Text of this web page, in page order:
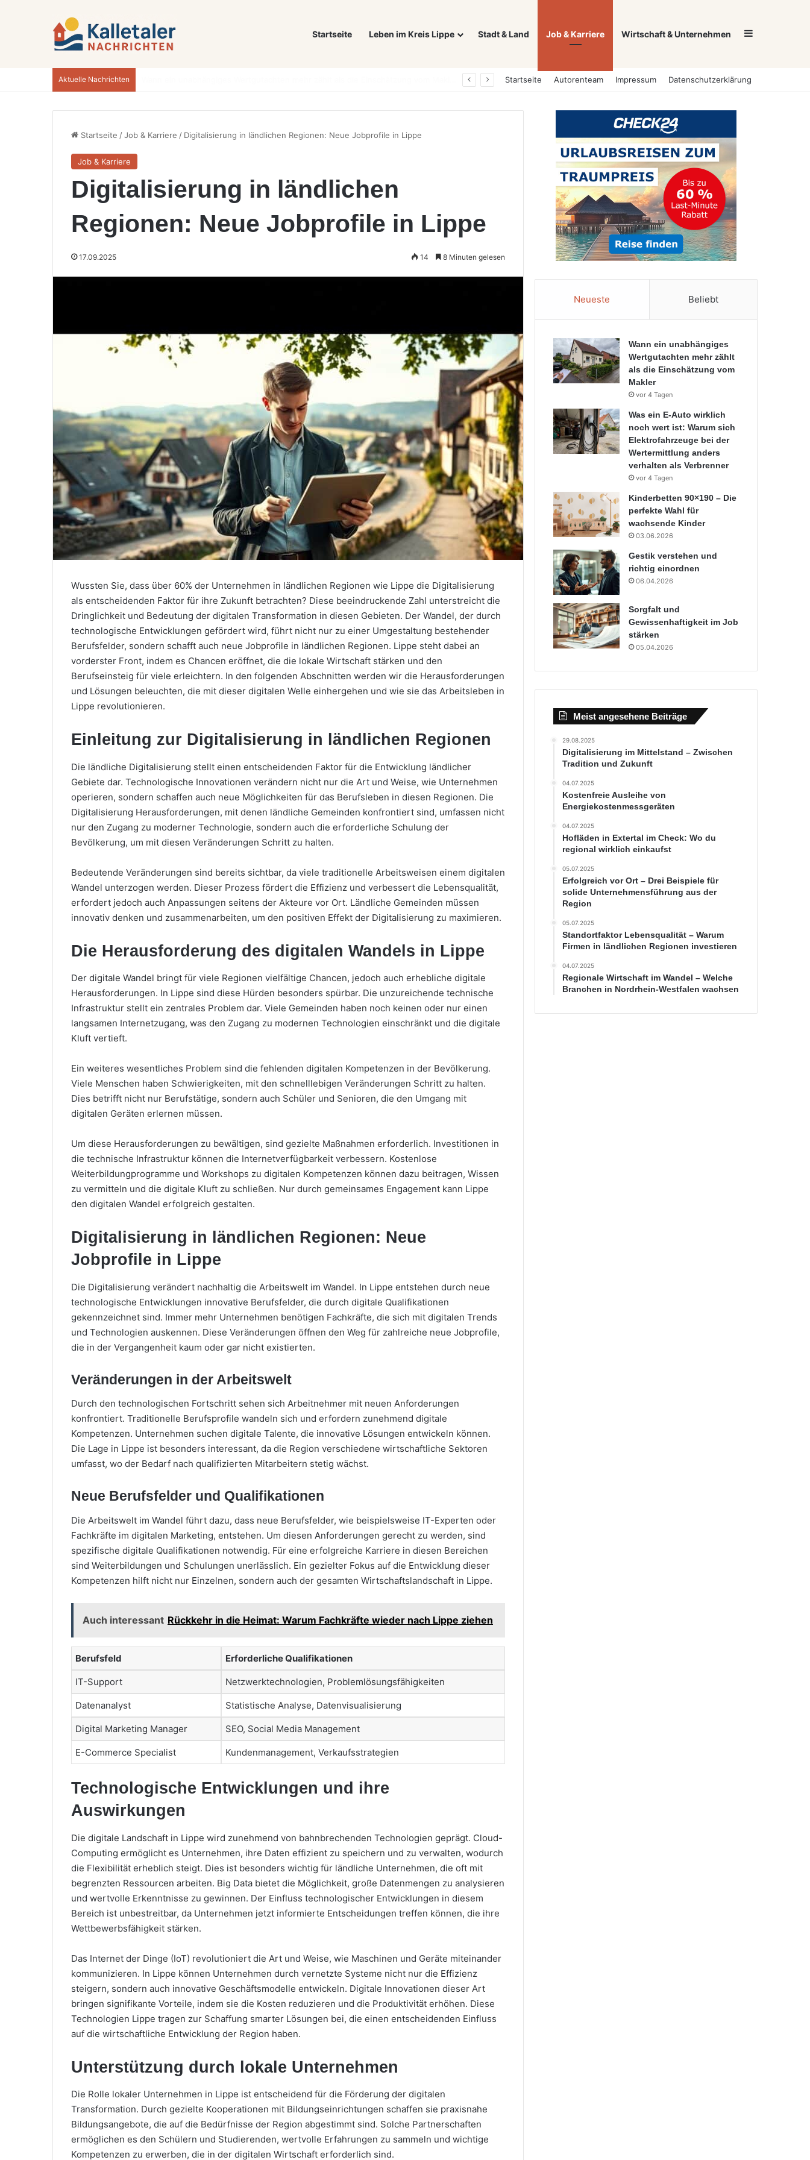
Startseite Leben im Kreis Lippe Stadt & Land Job & Karriere Wirtschaft & Unternehmen Sidebar
Aktuelle Nachrichten Startseite Autorenteam Impressum Datenschutzerklärung
Startseite /Job & Karriere / Digitalisierung in ländlichen Regionen: Neue Jobprofile in Lippe
Job & Karriere
Digitalisierung in ländlichen
Regionen: Neue Jobprofile in Lippe
17.09.2025 14 8 Minuten gelesen
Wussten Sie, dass über 60% der Unternehmen in ländlichen Regionen wie Lippe die Digitalisierung
als entscheidenden Faktor für ihre Zukunft betrachten? Diese beeindruckende Zahl unterstreicht die
Dringlichkeit und Bedeutung der digitalen Transformation in diesen Gebieten. Der Wandel, der durch
technologische Entwicklungen gefördert wird, führt nicht nur zu einer Umgestaltung bestehender
Berufsfelder, sondern schafft auch neue Jobprofile in ländlichen Regionen. Lippe steht dabei an
vorderster Front, indem es Chancen eröffnet, die die lokale Wirtschaft stärken und den
Berufseinsteig für viele erleichtern. In den folgenden Abschnitten werden wir die Herausforderungen
und Lösungen beleuchten, die mit dieser digitalen Welle einhergehen und wie sie das Arbeitsleben in
Lippe revolutionieren.
Einleitung zur Digitalisierung in ländlichen Regionen
Die ländliche Digitalisierung stellt einen entscheidenden Faktor für die Entwicklung ländlicher
Gebiete dar. Technologische Innovationen verändern nicht nur die Art und Weise, wie Unternehmen
operieren, sondern schaffen auch neue Möglichkeiten für das Berufsleben in diesen Regionen. Die
Digitalisierung Herausforderungen, mit denen ländliche Gemeinden konfrontiert sind, umfassen nicht
nur den Zugang zu moderner Technologie, sondern auch die erforderliche Schulung der
Bevölkerung, um mit diesen Veränderungen Schritt zu halten.
Bedeutende Veränderungen sind bereits sichtbar, da viele traditionelle Arbeitsweisen einem digitalen
Wandel unterzogen werden. Dieser Prozess fördert die Effizienz und verbessert die Lebensqualität,
erfordert jedoch auch Anpassungen seitens der Akteure vor Ort. Ländliche Gemeinden müssen
innovativ denken und zusammenarbeiten, um den positiven Effekt der Digitalisierung zu maximieren.
Die Herausforderung des digitalen Wandels in Lippe
Der digitale Wandel bringt für viele Regionen vielfältige Chancen, jedoch auch erhebliche digitale
Herausforderungen. In Lippe sind diese Hürden besonders spürbar. Die unzureichende technische
Infrastruktur stellt ein zentrales Problem dar. Viele Gemeinden haben noch keinen oder nur einen
langsamen Internetzugang, was den Zugang zu modernen Technologien einschränkt und die digitale
Kluft vertieft.
Ein weiteres wesentliches Problem sind die fehlenden digitalen Kompetenzen in der Bevölkerung.
Viele Menschen haben Schwierigkeiten, mit den schnelllebigen Veränderungen Schritt zu halten.
Dies betrifft nicht nur Berufstätige, sondern auch Schüler und Senioren, die den Umgang mit
digitalen Geräten erlernen müssen.
Um diese Herausforderungen zu bewältigen, sind gezielte Maßnahmen erforderlich. Investitionen in
die technische Infrastruktur können die Internetverfügbarkeit verbessern. Kostenlose
Weiterbildungprogramme und Workshops zu digitalen Kompetenzen können dazu beitragen, Wissen
zu vermitteln und die digitale Kluft zu schließen. Nur durch gemeinsames Engagement kann Lippe
den digitalen Wandel erfolgreich gestalten.
Digitalisierung in ländlichen Regionen: Neue
Jobprofile in Lippe
Die Digitalisierung verändert nachhaltig die Arbeitswelt im Wandel. In Lippe entstehen durch neue
technologische Entwicklungen innovative Berufsfelder, die durch digitale Qualifikationen
gekennzeichnet sind. Immer mehr Unternehmen benötigen Fachkräfte, die sich mit digitalen Trends
und Technologien auskennen. Diese Veränderungen öffnen den Weg für zahlreiche neue Jobprofile,
die in der Vergangenheit kaum oder gar nicht existierten.
Veränderungen in der Arbeitswelt
Durch den technologischen Fortschritt sehen sich Arbeitnehmer mit neuen Anforderungen
konfrontiert. Traditionelle Berufsprofile wandeln sich und erfordern zunehmend digitale
Kompetenzen. Unternehmen suchen digitale Talente, die innovative Lösungen entwickeln können.
Die Lage in Lippe ist besonders interessant, da die Region verschiedene wirtschaftliche Sektoren
umfasst, wo der Bedarf nach qualifizierten Mitarbeitern stetig wächst.
Neue Berufsfelder und Qualifikationen
Die Arbeitswelt im Wandel führt dazu, dass neue Berufsfelder, wie beispielsweise IT-Experten oder
Fachkräfte im digitalen Marketing, entstehen. Um diesen Anforderungen gerecht zu werden, sind
spezifische digitale Qualifikationen notwendig. Für eine erfolgreiche Karriere in diesen Bereichen
sind Weiterbildungen und Schulungen unerlässlich. Ein gezielter Fokus auf die Entwicklung dieser
Kompetenzen hilft nicht nur Einzelnen, sondern auch der gesamten Wirtschaftslandschaft in Lippe.
Auch interessant Rückkehr in die Heimat: Warum Fachkräfte wieder nach Lippe ziehen
Berufsfeld Erforderliche Qualifikationen
IT-Support Netzwerktechnologien, Problemlösungsfähigkeiten
Datenanalyst Statistische Analyse, Datenvisualisierung
Digital Marketing Manager SEO, Social Media Management
E-Commerce Specialist Kundenmanagement, Verkaufsstrategien
Technologische Entwicklungen und ihre
Auswirkungen
Die digitale Landschaft in Lippe wird zunehmend von bahnbrechenden Technologien geprägt. Cloud-
Computing ermöglicht es Unternehmen, ihre Daten effizient zu speichern und zu verwalten, wodurch
die Flexibilität erheblich steigt. Dies ist besonders wichtig für ländliche Unternehmen, die oft mit
begrenzten Ressourcen arbeiten. Big Data bietet die Möglichkeit, große Datenmengen zu analysieren
und wertvolle Erkenntnisse zu gewinnen. Der Einfluss technologischer Entwicklungen in diesem
Bereich ist unbestreitbar, da Unternehmen jetzt informierte Entscheidungen treffen können, die ihre
Wettbewerbsfähigkeit stärken.
Das Internet der Dinge (IoT) revolutioniert die Art und Weise, wie Maschinen und Geräte miteinander
kommunizieren. In Lippe können Unternehmen durch vernetzte Systeme nicht nur die Effizienz
steigern, sondern auch innovative Geschäftsmodelle entwickeln. Digitale Innovationen dieser Art
bringen signifikante Vorteile, indem sie die Kosten reduzieren und die Produktivität erhöhen. Diese
Technologien Lippe tragen zur Schaffung smarter Lösungen bei, die einen entscheidenden Einfluss
auf die wirtschaftliche Entwicklung der Region haben.
Unterstützung durch lokale Unternehmen
Die Rolle lokaler Unternehmen in Lippe ist entscheidend für die Förderung der digitalen
Transformation. Durch gezielte Kooperationen mit Bildungseinrichtungen schaffen sie praxisnahe
Bildungsangebote, die auf die Bedürfnisse der Region abgestimmt sind. Solche Partnerschaften
ermöglichen es den Schülern und Studierenden, wertvolle Erfahrungen zu sammeln und wichtige
Kompetenzen zu erwerben, die in der digitalen Wirtschaft erforderlich sind.
Neueste Beliebt
Wann ein unabhängiges
Wertgutachten mehr zählt
als die Einschätzung vom
Makler
vor 4 Tagen
Was ein E-Auto wirklich
noch wert ist: Warum sich
Elektrofahrzeuge bei der
Wertermittlung anders
verhalten als Verbrenner
vor 4 Tagen
Kinderbetten 90×190 – Die
perfekte Wahl für
wachsende Kinder
03.06.2026
Gestik verstehen und
richtig einordnen
06.04.2026
Sorgfalt und
Gewissenhaftigkeit im Job
stärken
05.04.2026
Meist angesehene Beiträge
29.08.2025
Digitalisierung im Mittelstand – Zwischen
Tradition und Zukunft
04.07.2025
Kostenfreie Ausleihe von
Energiekostenmessgeräten
04.07.2025
Hofläden in Extertal im Check: Wo du
regional wirklich einkaufst
05.07.2025
Erfolgreich vor Ort – Drei Beispiele für
solide Unternehmensführung aus der
Region
05.07.2025
Standortfaktor Lebensqualität – Warum
Firmen in ländlichen Regionen investieren
04.07.2025
Regionale Wirtschaft im Wandel – Welche
Branchen in Nordrhein-Westfalen wachsen